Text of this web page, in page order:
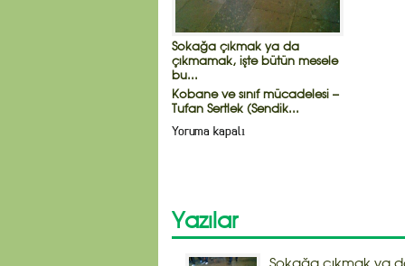
Sokağa çıkmak ya da
çıkmamak, işte bütün mesele
bu...
Kobane ve sınıf mücadelesi –
Tufan Sertlek (Sendik...
Yoruma kapalı
Yazılar